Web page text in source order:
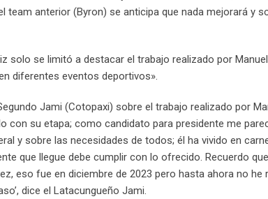
team anterior (Byron) se anticipa que nada mejorará y
solo se limitó a destacar el trabajo realizado por
diferentes eventos deportivos».
Jami (Cotopaxi) sobre el trabajo realizado por
con su etapa; como candidato para presidente me
y sobre las necesidades de todos; él ha vivido en
que llegue debe cumplir con lo ofrecido. Recuerdo
eso fue en diciembre de 2023 pero hasta ahora no
dice el Latacungueño Jami.